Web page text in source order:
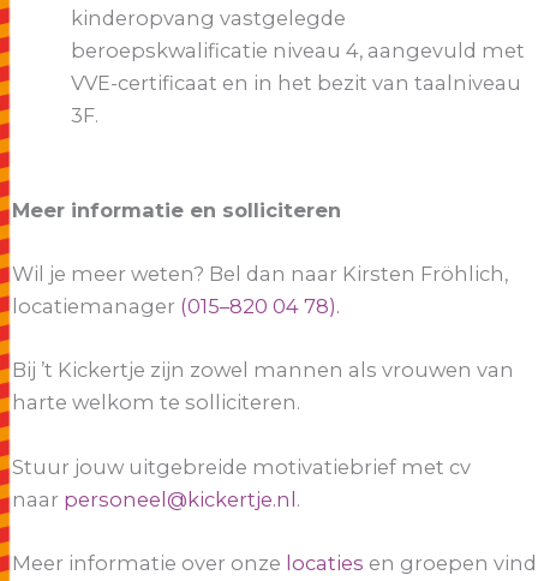
kinderopvang vastgelegde
beroepskwalificatie niveau 4, aangevuld met
VVE-certificaat en in het bezit van taalniveau
3F.
Meer informatie en solliciteren
Wil je meer weten? Bel dan naar Kirsten Fröhlich,
locatiemanager (015–820 04 78).
Bij ’t Kickertje zijn zowel mannen als vrouwen van
harte welkom te solliciteren.
Stuur jouw uitgebreide motivatiebrief met cv
naar personeel@kickertje.nl.
Meer informatie over onze locaties en groepen vind